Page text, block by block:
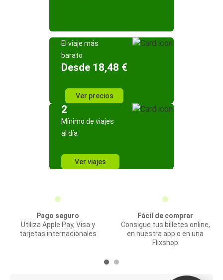
El viaje más
barato
Desde 18,48 €
Ver precios
2
Mínimo de viajes
al día
Ver viajes
Pago seguro
Utiliza Apple Pay, Visa y
tarjetas internacionales
Fácil de comprar
Consigue tus billetes online,
en nuestra app o en una
Flixshop